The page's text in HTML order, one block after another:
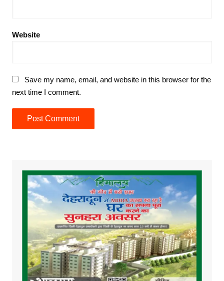
Website
Save my name, email, and website in this browser for the
next time I comment.